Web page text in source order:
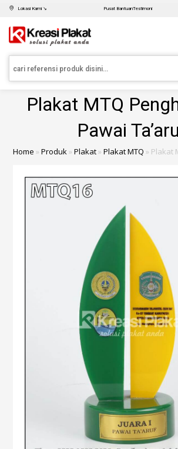
Lokasi Kami ↘ Pusat BantuanTestimoni
Plakat MTQ
Pawai
Home »Produk»Plakat»Plakat MTQ » Plakat